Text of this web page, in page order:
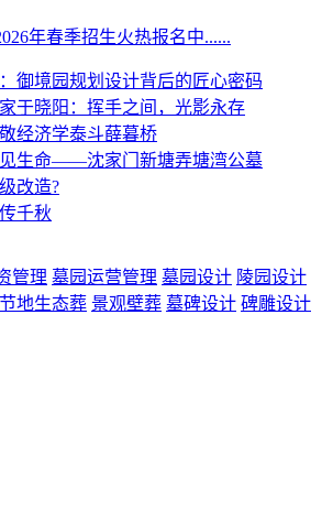
年春季招生火热报名中......
御境园规划设计背后的匠心密码
于晓阳：挥手之间，光影永存
经济学泰斗薛暮桥
生命——沈家门新塘弄塘湾公墓
改造?
千秋
管理 墓园运营管理 墓园设计 陵园设计
节地生态葬 景观壁葬 墓碑设计 碑雕设计